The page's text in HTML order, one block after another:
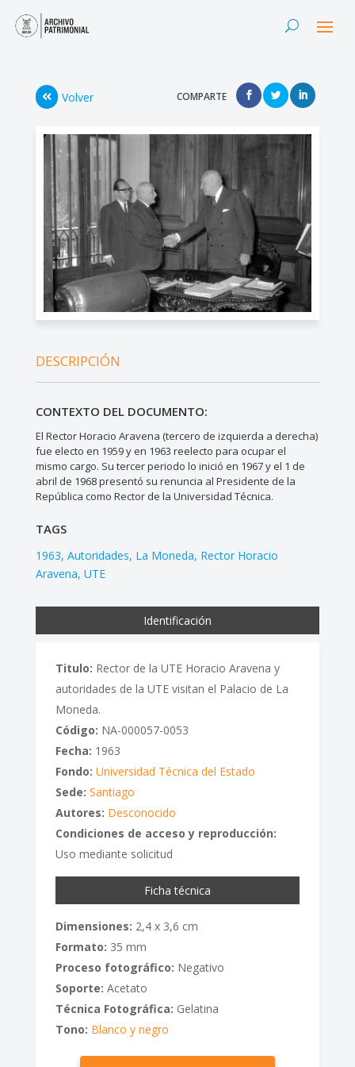
Volver COMPARTE
DESCRIPCIÓN
CONTEXTO DEL DOCUMENTO:
El Rector Horacio Aravena (tercero de izquierda a derecha)
fue electo en 1959 y en 1963 reelecto para ocupar el
mismo cargo. Su tercer periodo lo inició en 1967 y el 1 de
abril de 1968 presentó su renuncia al Presidente de la
República como Rector de la Universidad Técnica.
TAGS
1963 Autoridades La Moneda Rector Horacio
Aravena UTE
Identificación
Titulo: Rector de la UTE Horacio Aravena y
autoridades de la UTE visitan el Palacio de La
Moneda.
Código: NA-000057-0053
Fecha: 1963
Fondo: Universidad Técnica del Estado
Sede: Santiago
Autores: Desconocido
Condiciones de acceso y reproducción:
Uso mediante solicitud
Ficha técnica
Dimensiones: 2,4 x 3,6 cm
Formato: 35 mm
Proceso fotográfico: Negativo
Soporte: Acetato
Técnica Fotográfica: Gelatina
Tono: Blanco y negro